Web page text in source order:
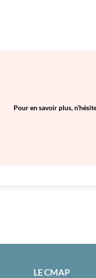
Pour en savoir plus,
LE CMAP